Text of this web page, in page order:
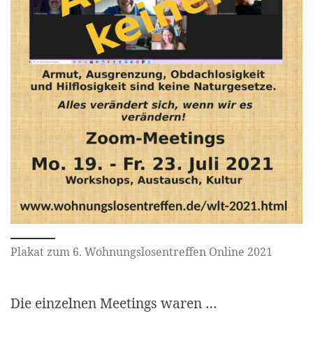
Plakat zum 6. Wohnungslosentreffen Online 2021
Die einzelnen Meetings waren …